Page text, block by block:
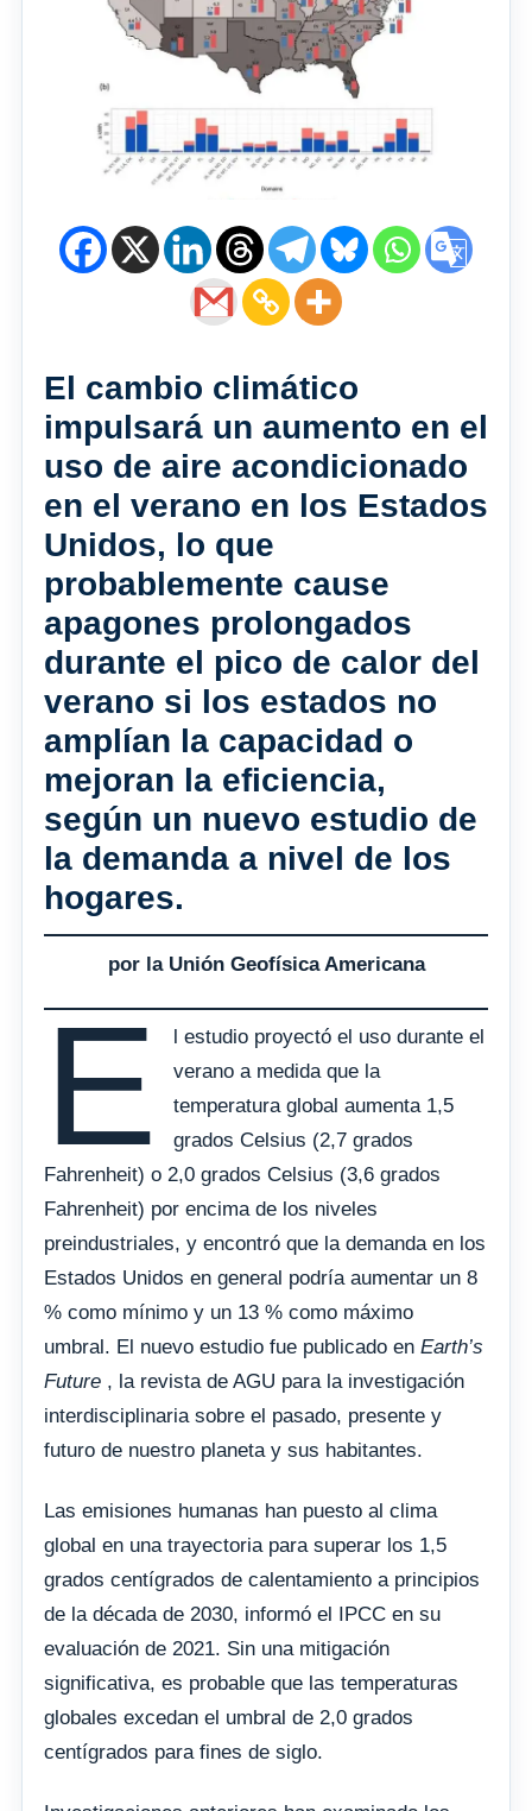
El cambio climático
impulsará un aumento en el
uso de aire acondicionado
en el verano en los Estados
Unidos, lo que
probablemente cause
apagones prolongados
durante el pico de calor del
verano si los estados no
amplían la capacidad o
mejoran la eficiencia,
según un nuevo estudio de
la demanda a nivel de los
hogares.
por la Unión Geofísica Americana
E
l estudio proyectó el uso durante el
verano a medida que la
temperatura global aumenta 1,5
grados Celsius (2,7 grados
Fahrenheit) o ​​2,0 grados Celsius (3,6 grados
Fahrenheit) por encima de los niveles
preindustriales, y encontró que la demanda en los
Estados Unidos en general podría aumentar un 8
% como mínimo y un 13 % como máximo
umbral. El nuevo estudio fue publicado en Earth’s
Future , la revista de AGU para la investigación
interdisciplinaria sobre el pasado, presente y
futuro de nuestro planeta y sus habitantes.
Las emisiones humanas han puesto al clima
global en una trayectoria para superar los 1,5
grados centígrados de calentamiento a principios
de la década de 2030, informó el IPCC en su
evaluación de 2021. Sin una mitigación
significativa, es probable que las temperaturas
globales excedan el umbral de 2,0 grados
centígrados para fines de siglo.